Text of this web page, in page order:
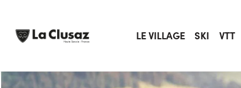
content
LE VILLAGE SKI VTT